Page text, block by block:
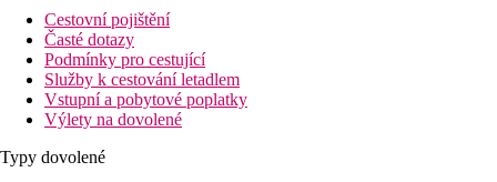
Cestovní pojištění
Časté dotazy
Podmínky pro cestující
Služby k cestování letadlem
Vstupní a pobytové poplatky
Výlety na dovolené
Typy dovolené